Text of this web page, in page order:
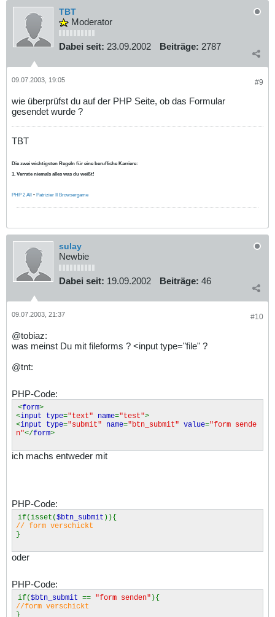
TBT
Moderator
Dabei seit: 23.09.2002 Beiträge: 2787
#9
09.07.2003, 19:05
wie überprüfst du auf der PHP Seite, ob das Formular
gesendet wurde ?
TBT
Die zwei wichtigsten Regeln für eine berufliche Karriere:
1. Verrate niemals alles was du weißt!
PHP 2 All • Patrizier II Browsergame
sulay
Newbie
Dabei seit: 19.09.2002 Beiträge: 46
#10
09.07.2003, 21:37
@tobiaz:
was meinst Du mit fileforms ? <input type="file" ?
@tnt:
PHP-Code:
<form>
<input type="text" name="test">
<input type="submit" name="btn_submit" value="form sende
n"</form>
ich machs entweder mit
PHP-Code:
if(isset($btn_submit )){
// form verschickt
}
oder
PHP-Code:
if($btn_submit == "form senden" ){
//form verschickt
}